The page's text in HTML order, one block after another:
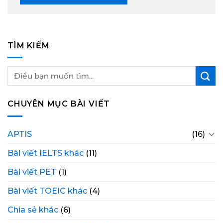
TÌM KIẾM
CHUYÊN MỤC BÀI VIẾT
APTIS
(16)
Bài viết IELTS khác (11)
Bài viết PET (1)
Bài viết TOEIC khác (4)
Chia sẻ khác (6)